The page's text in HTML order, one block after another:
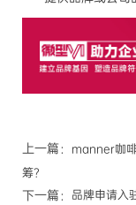
上一篇： manner咖
筹？
下一篇： 品牌申请入